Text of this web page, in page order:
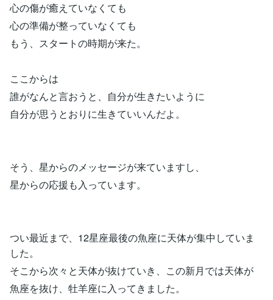
心の傷が癒えていなくても
心の準備が整っていなくても
もう、スタートの時期が来た。
ここからは
誰がなんと言おうと、自分が生きたいように
自分が思うとおりに生きていいんだよ。
そう、星からのメッセージが来ていますし、
星からの応援も入っています。
つい最近まで、12星座最後の魚座に天体が集中していま
した。
そこから次々と天体が抜けていき、この新月では天体が
魚座を抜け、牡羊座に入ってきました。